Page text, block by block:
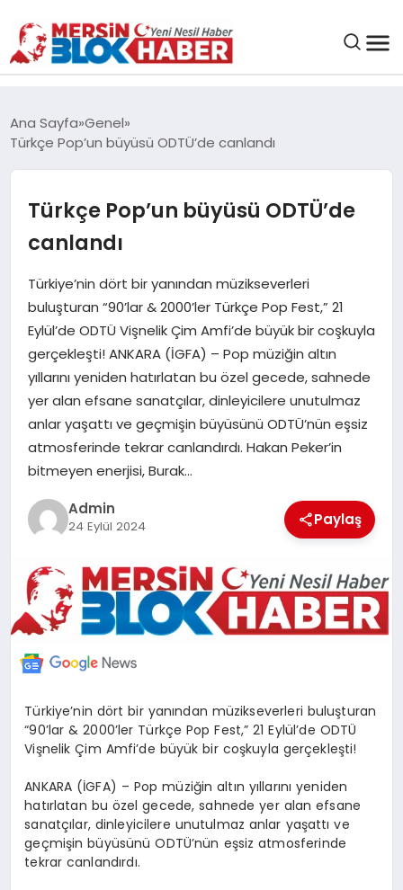
SAĞLIK
ASAYIŞ
EKONOMI
SANAT
POLITIKA
YAŞAM
SPOR
ILETİŞİM
KÜNYE
Ana Sayfa Genel
Türkçe Pop’un büyüsü ODTÜ’de canlandı
Türkçe Pop’un büyüsü ODTÜ’de
canlandı
Türkiye’nin dört bir yanından müzikseverleri
buluşturan “90’lar & 2000’ler Türkçe Pop Fest,” 21
Eylül’de ODTÜ Vişnelik Çim Amfi’de büyük bir coşkuyla
gerçekleşti! ANKARA (İGFA) – Pop müziğin altın
yıllarını yeniden hatırlatan bu özel gecede, sahnede
yer alan efsane sanatçılar, dinleyicilere unutulmaz
anlar yaşattı ve geçmişin büyüsünü ODTÜ’nün eşsiz
atmosferinde tekrar canlandırdı. Hakan Peker’in
bitmeyen enerjisi, Burak…
Admin
24 Eylül 2024 Paylaş
Türkiye’nin dört bir yanından müzikseverleri buluşturan
“90’lar & 2000’ler Türkçe Pop Fest,” 21 Eylül’de ODTÜ
Vişnelik Çim Amfi’de büyük bir coşkuyla gerçekleşti!
ANKARA (İGFA) – Pop müziğin altın yıllarını yeniden
hatırlatan bu özel gecede, sahnede yer alan efsane
sanatçılar, dinleyicilere unutulmaz anlar yaşattı ve
geçmişin büyüsünü ODTÜ’nün eşsiz atmosferinde
tekrar canlandırdı.